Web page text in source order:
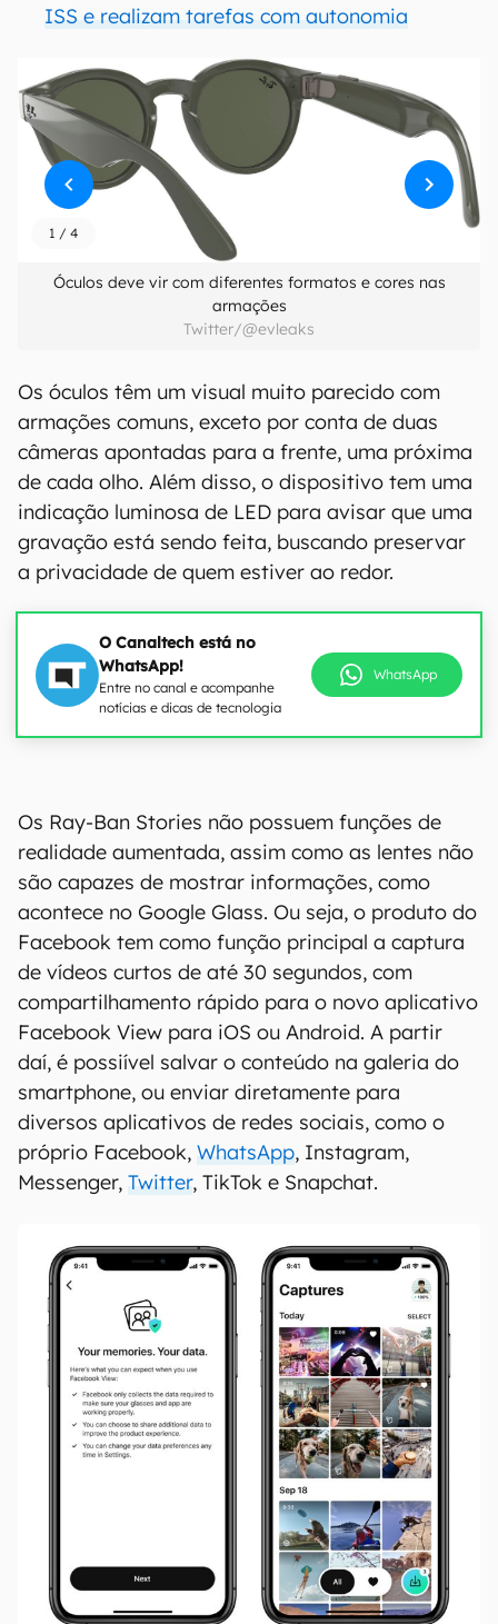
ISS e realizam tarefas com autonomia
1 / 4
Óculos deve vir com diferentes formatos e cores nas
armações
Twitter/@evleaks
Os óculos têm um visual muito parecido com
armações comuns, exceto por conta de duas
câmeras apontadas para a frente, uma próxima
de cada olho. Além disso, o dispositivo tem uma
indicação luminosa de LED para avisar que uma
gravação está sendo feita, buscando preservar
a privacidade de quem estiver ao redor.
O Canaltech está no
WhatsApp!
Entre no canal e acompanhe
notícias e dicas de tecnologia
WhatsApp
Os Ray-Ban Stories não possuem funções de
realidade aumentada, assim como as lentes não
são capazes de mostrar informações, como
acontece no Google Glass. Ou seja, o produto do
Facebook tem como função principal a captura
de vídeos curtos de até 30 segundos, com
compartilhamento rápido para o novo aplicativo
Facebook View para iOS ou Android. A partir
daí, é possiível salvar o conteúdo na galeria do
smartphone, ou enviar diretamente para
diversos aplicativos de redes sociais, como o
próprio Facebook, WhatsApp, Instagram,
Messenger, Twitter, TikTok e Snapchat.